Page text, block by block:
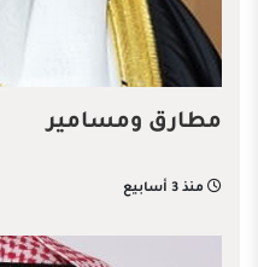
مطارق ومسامير
منذ 3 أسابيع